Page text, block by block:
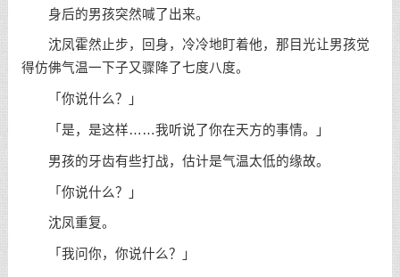
身后的男孩突然喊了出来。
沈凤霍然止步，回身，冷冷地盯着他，那目光让男孩觉
得仿佛气温一下子又骤降了七度八度。
「你说什么？」
「是，是这样……我听说了你在天方的事情。」
男孩的牙齿有些打战，估计是气温太低的缘故。
「你说什么？」
沈凤重复。
「我问你，你说什么？」